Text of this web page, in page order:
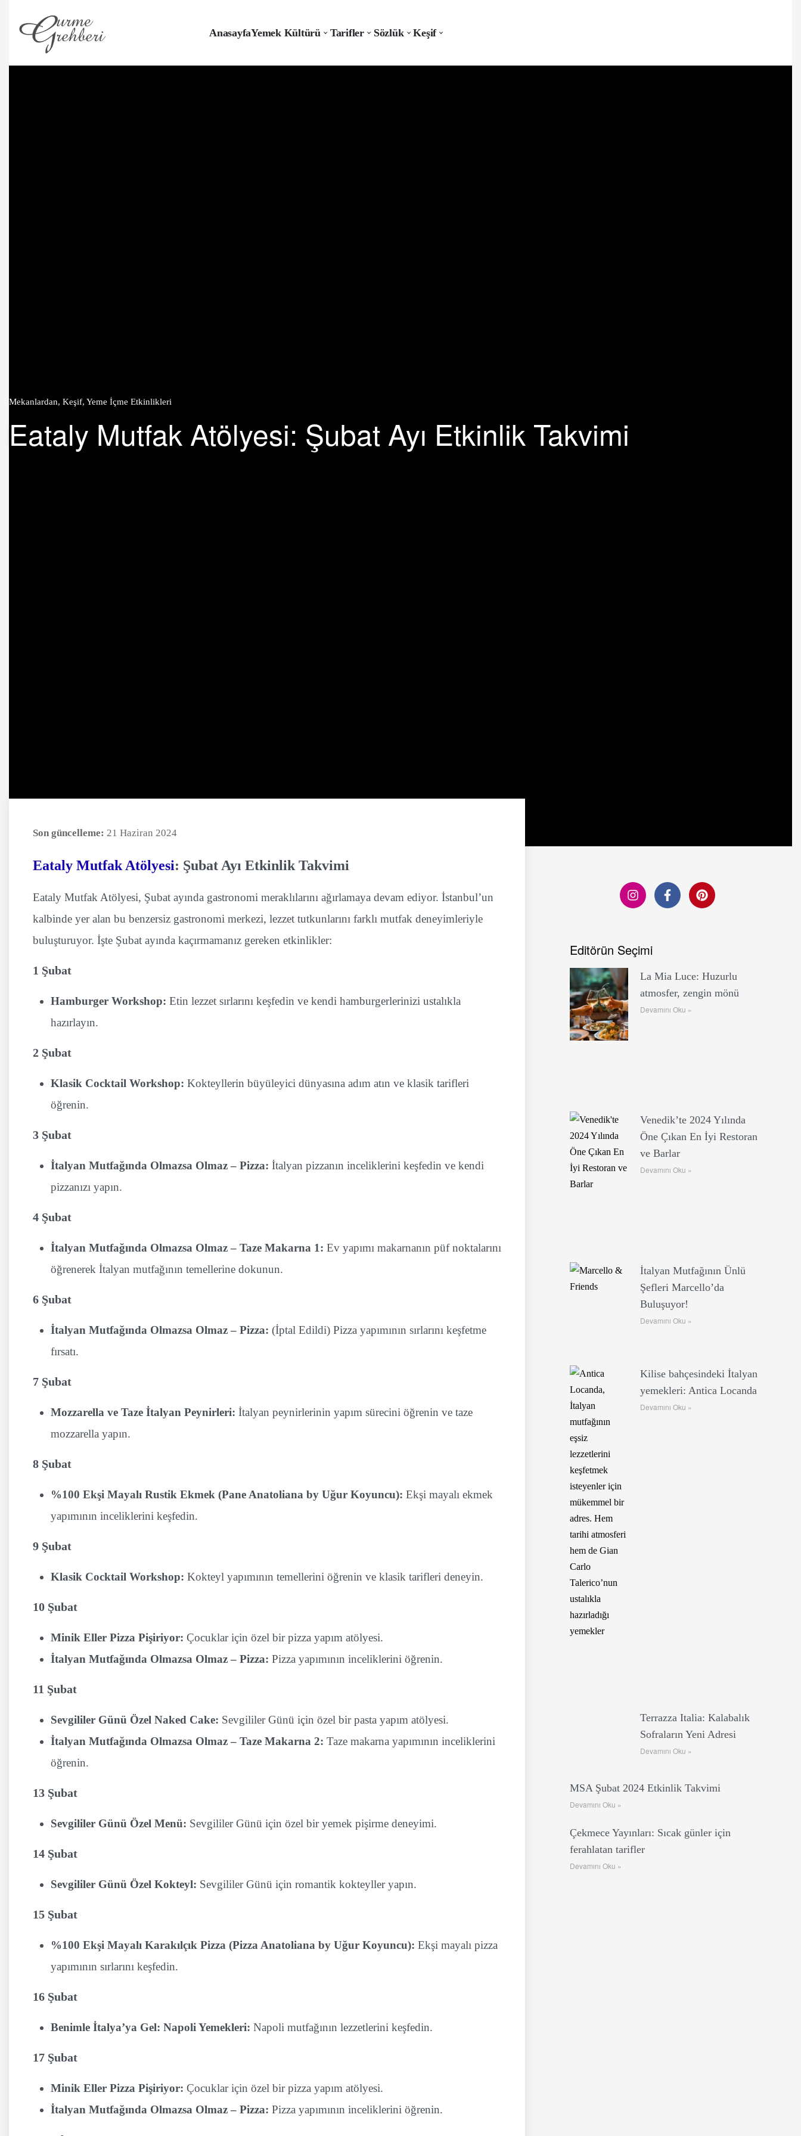
AnasayfaYemek Kültürü Tarifler Sözlük Keşif
Mekanlardan, Keşif, Yeme İçme Etkinlikleri
Eataly Mutfak Atölyesi: Şubat Ayı Etkinlik Takvimi
Son güncelleme: 21 Haziran 2024
Eataly Mutfak Atölyesi: Şubat Ayı Etkinlik Takvimi
Eataly Mutfak Atölyesi, Şubat ayında gastronomi meraklılarını ağırlamaya devam ediyor. İstanbul’un
kalbinde yer alan bu benzersiz gastronomi merkezi, lezzet tutkunlarını farklı mutfak deneyimleriyle
buluşturuyor. İşte Şubat ayında kaçırmamanız gereken etkinlikler:
1 Şubat
Hamburger Workshop: Etin lezzet sırlarını keşfedin ve kendi hamburgerlerinizi ustalıkla
hazırlayın.
2 Şubat
Klasik Cocktail Workshop: Kokteyllerin büyüleyici dünyasına adım atın ve klasik tarifleri
öğrenin.
3 Şubat
İtalyan Mutfağında Olmazsa Olmaz – Pizza: İtalyan pizzanın inceliklerini keşfedin ve kendi
pizzanızı yapın.
4 Şubat
İtalyan Mutfağında Olmazsa Olmaz – Taze Makarna 1: Ev yapımı makarnanın püf noktalarını
öğrenerek İtalyan mutfağının temellerine dokunun.
6 Şubat
İtalyan Mutfağında Olmazsa Olmaz – Pizza: (İptal Edildi) Pizza yapımının sırlarını keşfetme
fırsatı.
7 Şubat
Mozzarella ve Taze İtalyan Peynirleri: İtalyan peynirlerinin yapım sürecini öğrenin ve taze
mozzarella yapın.
8 Şubat
%100 Ekşi Mayalı Rustik Ekmek (Pane Anatoliana by Uğur Koyuncu): Ekşi mayalı ekmek
yapımının inceliklerini keşfedin.
9 Şubat
Klasik Cocktail Workshop: Kokteyl yapımının temellerini öğrenin ve klasik tarifleri deneyin.
10 Şubat
Minik Eller Pizza Pişiriyor: Çocuklar için özel bir pizza yapım atölyesi.
İtalyan Mutfağında Olmazsa Olmaz – Pizza: Pizza yapımının inceliklerini öğrenin.
11 Şubat
Sevgililer Günü Özel Naked Cake: Sevgililer Günü için özel bir pasta yapım atölyesi.
İtalyan Mutfağında Olmazsa Olmaz – Taze Makarna 2: Taze makarna yapımının inceliklerini
öğrenin.
13 Şubat
Sevgililer Günü Özel Menü: Sevgililer Günü için özel bir yemek pişirme deneyimi.
14 Şubat
Sevgililer Günü Özel Kokteyl: Sevgililer Günü için romantik kokteyller yapın.
15 Şubat
%100 Ekşi Mayalı Karakılçık Pizza (Pizza Anatoliana by Uğur Koyuncu): Ekşi mayalı pizza
yapımının sırlarını keşfedin.
16 Şubat
Benimle İtalya’ya Gel: Napoli Yemekleri: Napoli mutfağının lezzetlerini keşfedin.
17 Şubat
Minik Eller Pizza Pişiriyor: Çocuklar için özel bir pizza yapım atölyesi.
İtalyan Mutfağında Olmazsa Olmaz – Pizza: Pizza yapımının inceliklerini öğrenin.
Editörün Seçimi
La Mia Luce: Huzurlu
atmosfer, zengin mönü
Devamını Oku »
Venedik’te 2024 Yılında
Öne Çıkan En İyi Restoran
ve Barlar
Devamını Oku »
İtalyan Mutfağının Ünlü
Şefleri Marcello’da
Buluşuyor!
Devamını Oku »
Kilise bahçesindeki İtalyan
yemekleri: Antica Locanda
Devamını Oku »
Terrazza Italia: Kalabalık
Sofraların Yeni Adresi
Devamını Oku »
MSA Şubat 2024 Etkinlik Takvimi
Devamını Oku »
Çekmece Yayınları: Sıcak günler için
ferahlatan tarifler
Devamını Oku »